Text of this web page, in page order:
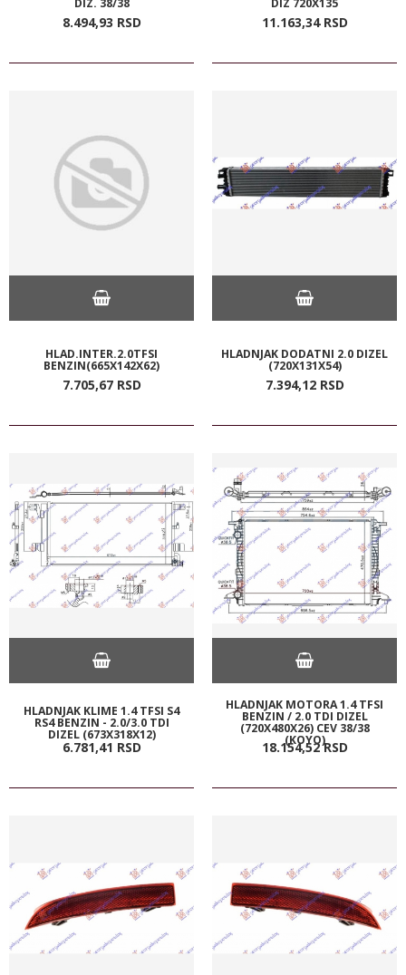
8.494,93 RSD 11.163,34 RSD
HLAD.INTER.2.0TFSI
BENZIN(665X142X62)
7.705,67 RSD
HLADNJAK DODATNI 2.0 DIZEL
(720X131X54)
7.394,12 RSD
HLADNJAK KLIME 1.4 TFSI S4
RS4 BENZIN - 2.0/3.0 TDI
DIZEL (673X318X12)
6.781,41 RSD
HLADNJAK MOTORA 1.4 TFSI
BENZIN / 2.0 TDI DIZEL
(720X480X26) CEV 38/38
(KOYO)
18.154,52 RSD